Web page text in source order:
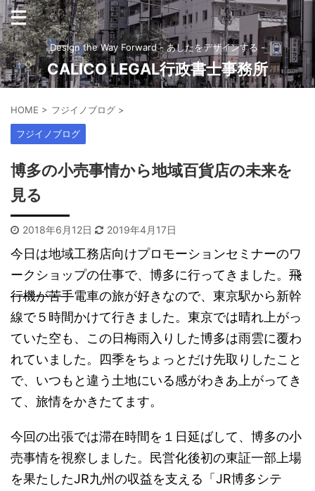
Design the Way Forward - あしたをデザインする -
CALICO LEGAL行政書士事務所
HOME > フジイノブログ >
フジイノブログ
博多の小売事情から地域百貨店の未来を
見る
2018年6月12日 2019年4月17日
今日は地域工務店向けプロモーションセミナーのワ
ークショップの仕事で、博多に行ってきました。 飛
行機が苦手電車の旅が好きなので、東京駅から新幹
線で５時間かけて行きました。東京では晴れ上がっ
ていた空も、この日梅雨入りした博多は雨雲に覆わ
れていました。四季をちょっとだけ先取りしたこと
で、いつもと違う土地にいる感がわきあ上がってき
て、旅情をかきたてます。
今回の出張では滞在時間を１日延ばして、博多の小
売事情を視察しました。民営化後初の東証一部上場
を果たしたJR九州の収益を支える「JR博多シテ